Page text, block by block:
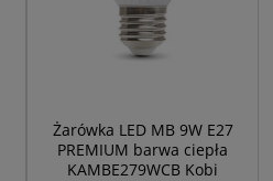
Żarówka LED MB 9W E27
PREMIUM barwa ciepła
KAMBE279WCB Kobi